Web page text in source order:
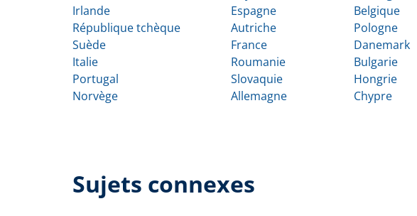
Irlande
République tchèque
Suède
Italie
Portugal
Norvège
Espagne
Autriche
France
Roumanie
Slovaquie
Allemagne
Belgique
Pologne
Danemark
Bulgarie
Hongrie
Chypre
Sujets connexes